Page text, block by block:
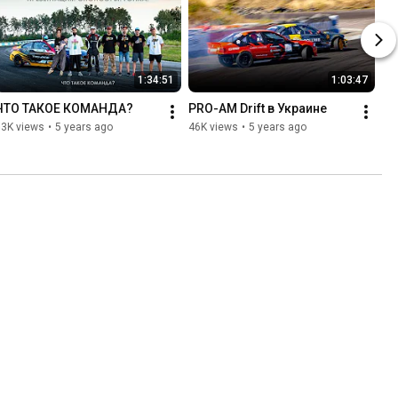
1:34:51
ТАКОЕ КОМАНДА?
views • 5 years ago
1:03:47
PRO-AM Drift в Украине
46K views • 5 years ago